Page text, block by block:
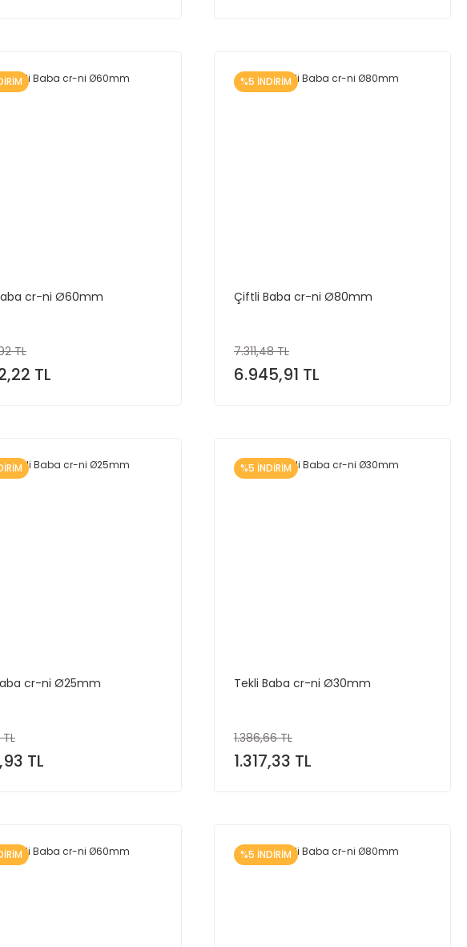
cr-ni Ø60mm
TL
TL
%5 İNDİRİM
Çiftli Baba cr-ni Ø80mm
7.311,48 TL
6.945,91 TL
cr-ni Ø25mm
TL
TL
%5 İNDİRİM
Tekli Baba cr-ni Ø30mm
1.386,66 TL
1.317,33 TL
%5 İNDİRİM